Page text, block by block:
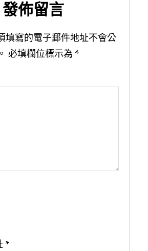
發佈留言
填寫的電子郵件地址不會公
必填欄位標示為 *
*